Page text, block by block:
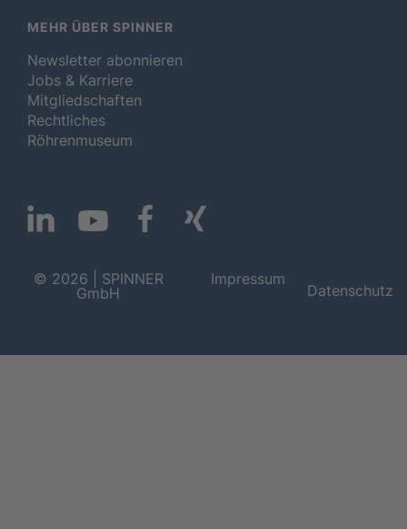
MEHR ÜBER SPINNER
Newsletter abonnieren
Jobs & Karriere
Mitgliedschaften
Rechtliches
Röhrenmuseum
© 2026 | SPINNER
GmbH
Impressum
Datenschutz